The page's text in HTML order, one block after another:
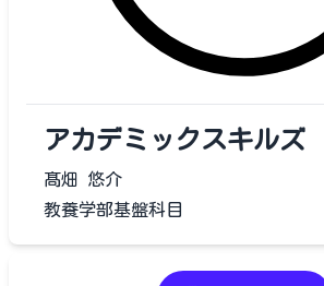
アカデミックスキルズ
髙畑 悠介
教養学部基盤科目